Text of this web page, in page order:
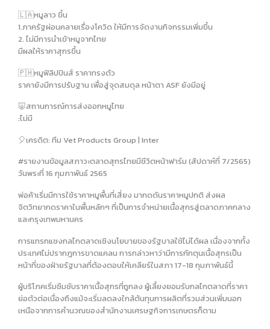
🇱🇦หมูลาว ขึ้น
1.ภาครัฐผ่อนคลายเรื่องโควิด ให้มีการจัดงานกิจกรรมเพิ่มขึ้น
2. ไม่มีการนำเข้าหมูจากไทย
มีผลให้ราคาสุกรขึ้น
🇵🇭หมูฟิลิปปินส์ ราคาทรงตัว
ราคายังมีการปรับฐาน เพื่อสู่จุดสมดุล หน้าตา ASF ยังมีอยู่
🐷สถานการณ์การส่งออกหมูไทย
:ไม่มี
🎈เครดิต: ทีม Vet Products Group | Inter
#รายงานข้อมูลสภาวะตลาดสุกรไทยมีชีวิตหน้าฟาร์ม (สัปดาห์ที่ 7/2565)
วันพระที่ 16 กุมภาพันธ์ 2565
พ่อค้าเริ่มมีการใช้ราคาหมูพื้นที่เสี่ยง มากดดันราคาหมูปกติ ส่งผล
จิตวิทยากดราคาในพื้นหลักๆ ที่เป็นการจำหน่ายเนื้อสุกรสู่ตลาดภาคกลาง
และกรุงเทพมหานคร
การแทรกแซงกลไกตลาดเชิงนโยบายของรัฐบาลใช้ไม่ได้ผล เนื่องจากทั้ง
ประเทศไม่ปรากฎการขาดแคลน การกล่าวหาว่ามีการกักตุนเนื้อสุกรเป็น
หน้าที่ของฝ่ายรัฐบาลที่ต้องตอบให้เคลียร์ในสภา 17-18 กุมภาพันธ์นี้
ผู้บริโภคเริ่มซึมซับราคาเนื้อสุกรที่ถูกลง ผู้เลี้ยงยอมรับกลไกตลาดที่ราคา
ย่อตัวต่อเนื่องถึงแม้จะเริ่มลดลงใกล้ต้นทุนการผลิตที่รวมส่วนเพิ่มนอก
เหนือจากการคำนวณของสำนักงานเศรษฐกิจการเกษตรก็ตาม